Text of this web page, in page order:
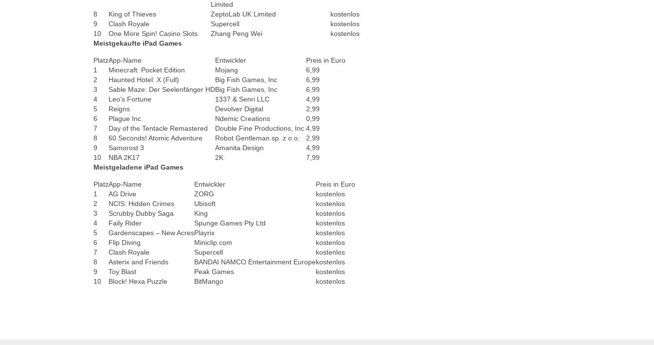
Limited
8 King of Thieves ZeptoLab UK Limited
kostenlos
9
Clash Royale Supercell
kostenlos
10
One More Spin! Casino Slots Zhang Peng Wei
kostenlos
Meistgekaufte iPad Games
PlatzApp-Name Entwickler
Preis in Euro
1
Minecraft: Pocket Edition Mojang
6,99
2
Haunted Hotel: X (Full) Big Fish Games, Inc
6,99
3
Sable Maze: Der Seelenfänger HDBig Fish Games, Inc
6,99
4
Leo’s Fortune 1337 & Senri LLC
4,99
5
Reigns Devolver Digital
2,99
6
Plague Inc. Ndemic Creations
0,99
7
Day of the Tentacle Remastered Double Fine Productions, Inc. 4,99
8
60 Seconds! Atomic Adventure Robot Gentleman sp. z o.o.
2,99
9
Samorost 3 Amanita Design
4,99
10
NBA 2K17 2K
7,99
Meistgeladene iPad Games
PlatzApp-Name Entwickler
Preis in Euro
1
AG Drive ZORG
kostenlos
2
NCIS: Hidden Crimes Ubisoft
kostenlos
3
Scrubby Dubby Saga King
kostenlos
4
Faily Rider Spunge Games Pty Ltd
kostenlos
5
Gardenscapes – New AcresPlayrix
kostenlos
6
Flip Diving Miniclip.com
kostenlos
7
Clash Royale Supercell
kostenlos
8
Asterix and Friends BANDAI NAMCO Entertainment Europekostenlos
9
Toy Blast Peak Games
kostenlos
10
Block! Hexa Puzzle BitMango kostenlos